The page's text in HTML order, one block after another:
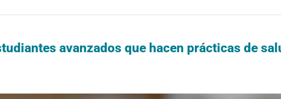
avanzados que hacen prácticas de